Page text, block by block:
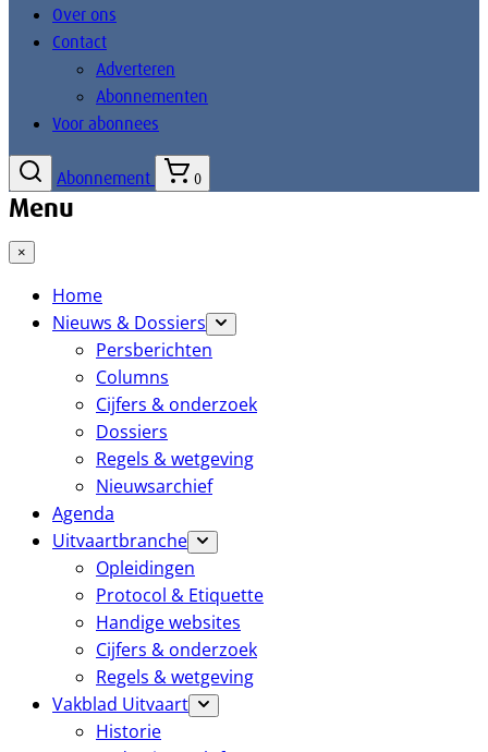
Over ons
Contact
Adverteren
Abonnementen
Voor abonnees
Abonnement 0
Menu
×
Home
Nieuws & Dossiers
Persberichten
Columns
Cijfers & onderzoek
Dossiers
Regels & wetgeving
Nieuwsarchief
Agenda
Uitvaartbranche
Opleidingen
Protocol & Etiquette
Handige websites
Cijfers & onderzoek
Regels & wetgeving
Vakblad Uitvaart
Historie